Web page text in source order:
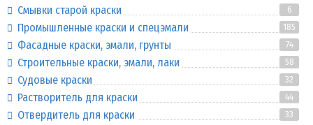
Смывки старой краски 6
Промышленные краски и спецэмали 185
Фасадные краски, эмали, грунты 74
Строительные краски, эмали, лаки 58
Судовые краски 32
Растворитель для краски 44
Отвердитель для краски 33